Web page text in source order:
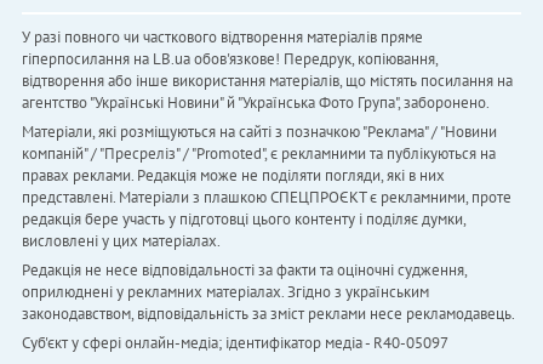
У разі повного чи часткового відтворення матеріалів пряме
гіперпосилання на LB.ua обов'язкове! Передрук, копіювання,
відтворення або інше використання матеріалів, що містять посилання на
агентство "Українськi Новини" й "Українська Фото Група", заборонено.
Матеріали, які розміщуються на сайті з позначкою "Реклама" / "Новини
компаній" / "Пресреліз" / "Promoted", є рекламними та публікуються на
правах реклами. Редакція може не поділяти погляди, які в них
представлені. Матеріали з плашкою СПЕЦПРОЄКТ є рекламними, проте
редакція бере участь у підготовці цього контенту і поділяє думки,
висловлені у цих матеріалах.
Редакція не несе відповідальності за факти та оціночні судження,
оприлюднені у рекламних матеріалах. Згідно з українським
законодавством, відповідальність за зміст реклами несе рекламодавець.
Cуб'єкт у сфері онлайн-медіа; ідентифікатор медіа - R40-05097